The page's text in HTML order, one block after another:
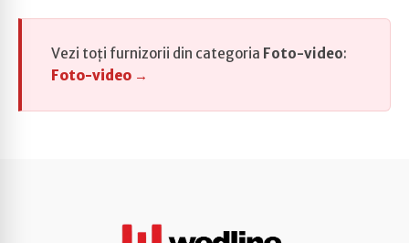
Vezi toți furnizorii din categoria Foto-video:
Foto-video →